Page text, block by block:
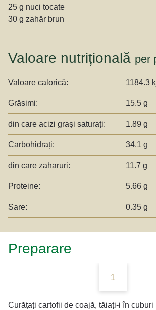
25 g nuci tocate
30 g zahăr brun
Valoare nutrițională per
Valoare calorică: 1184.3
Grăsimi: 15.5 g
din care acizi grași saturați: 1.89 g
Carbohidrați: 34.1 g
din care zaharuri: 11.7 g
Proteine: 5.66 g
Sare: 0.35 g
Preparare
1
Curățați cartofii de coajă, tăiați-i în cuburi